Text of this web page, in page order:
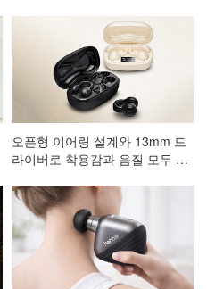
오픈형 이어링 설계와 13mm 드
라이버로 착용감과 음질 모두 잡
스이어폰 AE-101